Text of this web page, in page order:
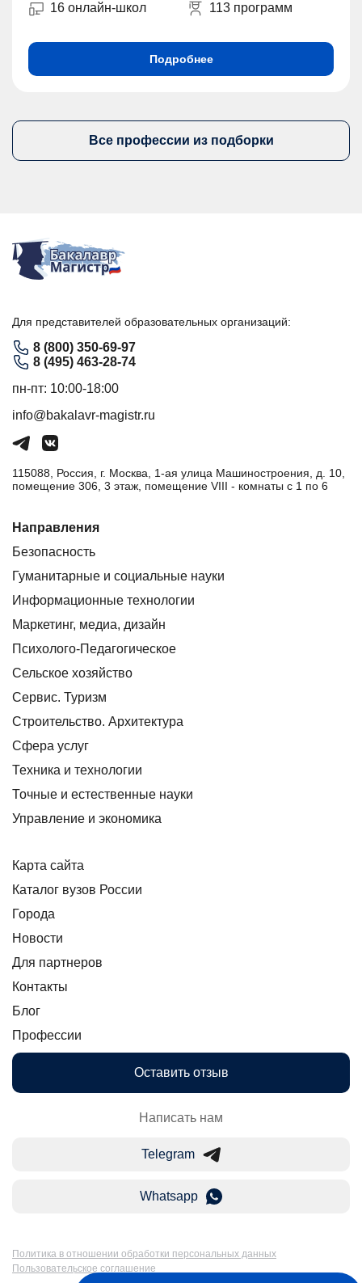
16 онлайн-школ 113 программ
Подробнее
Все профессии из подборки
Для представителей образовательных организаций:
8 (800) 350-69-97
8 (495) 463-28-74
пн-пт: 10:00-18:00
info@bakalavr-magistr.ru
115088, Россия, г. Москва, 1-ая улица Машиностроения, д. 10,
помещение 306, 3 этаж, помещение VIII - комнаты с 1 по 6
Направления
Безопасность
Гуманитарные и социальные науки
Информационные технологии
Маркетинг, медиа, дизайн
Психолого-Педагогическое
Сельское хозяйство
Сервис. Туризм
Строительство. Архитектура
Сфера услуг
Техника и технологии
Точные и естественные науки
Управление и экономика
Карта сайта
Каталог вузов России
Города
Новости
Для партнеров
Контакты
Блог
Профессии
Оставить отзыв
Написать нам
Telegram
Whatsapp
Политика в отношении обработки персональных данных
Пользовательское соглашение